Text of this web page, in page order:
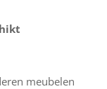
meubelen